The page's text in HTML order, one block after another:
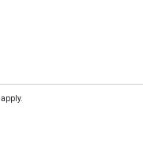
apply.